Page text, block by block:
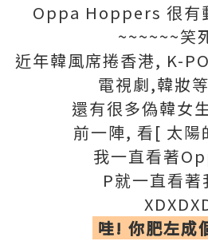
Oppa Hoppers 很有
~~~~~~笑
近年韓風席捲香港, K-
電視劇,韓
還有很多偽韓
前一陣, 看[ 太陽
我一直看著
P就一直看著
哇! 你肥左成